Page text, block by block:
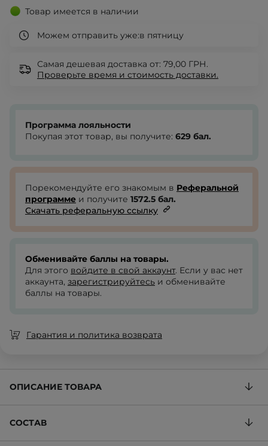
Товар имеется в наличии
Можем отправить уже:в пятницу
Самая дешевая доставка от: 79,00 ГРН.
Проверьте время и стоимость доставки.
Программа лояльности
Покупая этот товар, вы получите: 629 бал.
Порекомендуйте его знакомым в Реферальной
программе и получите 1572.5 бал.
Скачать реферальную ссылку
Обменивайте баллы на товары.
Для этого войдите в свой аккаунт. Если у вас нет
аккаунта, зарегистрируйтесь и обменивайте
баллы на товары.
Гарантия и политика возврата
ОПИСАНИЕ ТОВАРА
СОСТАВ